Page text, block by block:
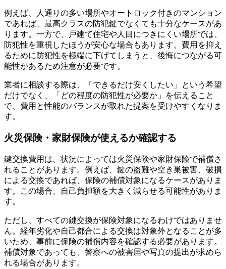
例えば、人通りの多い場所やオートロック付きのマンション
であれば、最高クラスの防犯鍵でなくても十分なケースがあ
ります。一方で、戸建て住宅や人目につきにくい場所では、
防犯性を重視したほうが安心な場合もあります。費用を抑え
るために防犯性を極端に下げてしまうと、後悔につながる可
能性があるため注意が必要です。
業者に相談する際は、「できるだけ安くしたい」という希望
だけでなく、「どの程度の防犯性が必要か」を伝えること
で、費用と性能のバランスが取れた提案を受けやすくなりま
す。
火災保険・家財保険が使えるか確認する
鍵交換費用は、状況によっては火災保険や家財保険で補償さ
れることがあります。例えば、鍵の盗難や空き巣被害、破損
による交換であれば、保険の補償対象になるケースがありま
す。この場合、自己負担額を大きく減らせる可能性がありま
す。
ただし、すべての鍵交換が保険対象になるわけではありませ
ん。経年劣化や自己都合による交換は対象外となることが多
いため、事前に保険の補償内容を確認する必要があります。
補償対象であっても、警察への被害届や写真の提出が求めら
れる場合があります。